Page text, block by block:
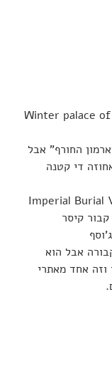
Winter palace
החורף" אבל
די קטנה
Imperial Burial
קיסר
אבל הוא
וזה אחד מאתרי